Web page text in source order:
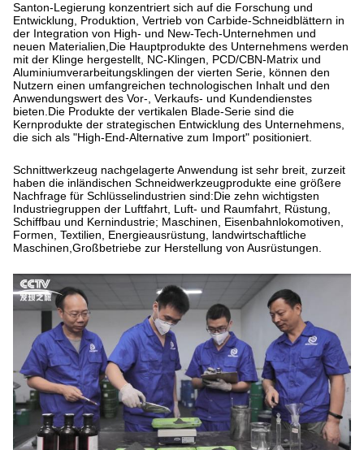
Santon-Legierung konzentriert sich auf die Forschung und
Entwicklung, Produktion, Vertrieb von Carbide-Schneidblättern in
der Integration von High- und New-Tech-Unternehmen und
neuen Materialien,Die Hauptprodukte des Unternehmens werden
mit der Klinge hergestellt, NC-Klingen, PCD/CBN-Matrix und
Aluminiumverarbeitungsklingen der vierten Serie, können den
Nutzern einen umfangreichen technologischen Inhalt und den
Anwendungswert des Vor-, Verkaufs- und Kundendienstes
bieten.Die Produkte der vertikalen Blade-Serie sind die
Kernprodukte der strategischen Entwicklung des Unternehmens,
die sich als "High-End-Alternative zum Import" positioniert.
Schnittwerkzeug nachgelagerte Anwendung ist sehr breit, zurzeit
haben die inländischen Schneidwerkzeugprodukte eine größere
Nachfrage für Schlüsselindustrien sind:Die zehn wichtigsten
Industriegruppen der Luftfahrt, Luft- und Raumfahrt, Rüstung,
Schiffbau und Kernindustrie; Maschinen, Eisenbahnlokomotiven,
Formen, Textilien, Energieausrüstung, landwirtschaftliche
Maschinen,Großbetriebe zur Herstellung von Ausrüstungen.